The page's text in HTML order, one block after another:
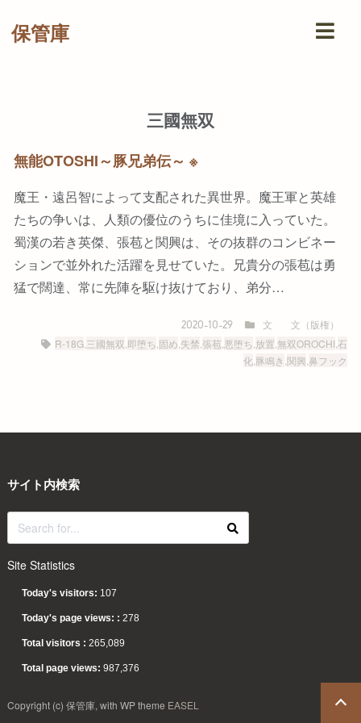
保管庫
三國無双
無能OTOSHI～豚兄弟伝～ ※
魔王・遠呂智によって支配された異世界。魔王軍と英雄
たちの争いは、人類の優位のうちに佳境に入っていた。
蜀漢の若き英傑、張苞と関興は、その抜群のコンビネー
ションで並外れた活躍を見せていた。兄貴分の張苞は勇
猛で闊達、常に先陣を駆け抜けており、弟分…
2020-10-29 文
文（版権）
R-18G 三國無双 即堕ち 固め 失禁 ,張苞 悪堕ち 放置 ,無双OROCHI ,石
化 豚鳴き ,関興 ,鼻フック
サイト内検索
Site Statistics
Today's visitors: 107
Today's page views: : 278
Total visitors : 265,089
Total page views: 987,376
Copyright (c) 保管庫, with WP theme EASEL